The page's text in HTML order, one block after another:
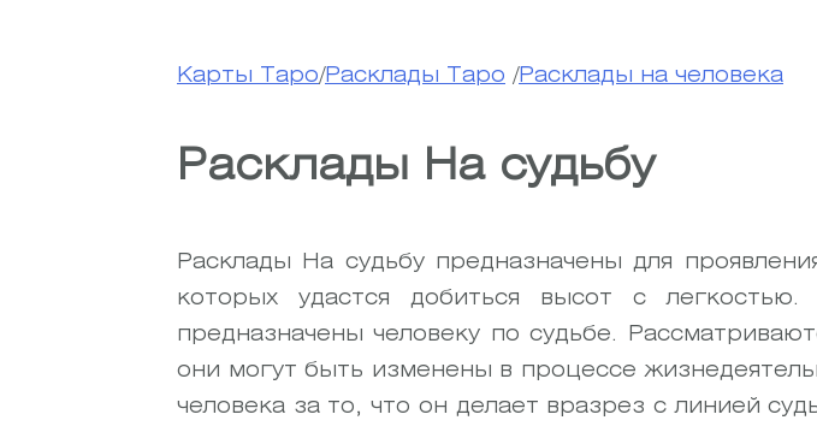
Карты Таро/Расклады Таро /Расклады на человека
Расклады На судьбу
Расклады На судьбу предназначены для
которых удастся добиться высот с
предназначены человеку по судьбе.
они могут быть изменены в процессе
человека за то, что он делает вразрез с линией